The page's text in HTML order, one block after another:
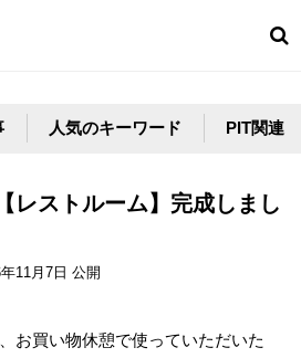
人気のキーワード PIT関連
レストルーム】完成しまし
11月7日 公開
お買い物休憩で使っていただいた